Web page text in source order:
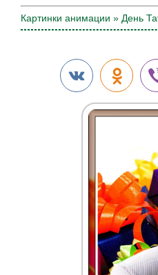
Картинки анимации » День